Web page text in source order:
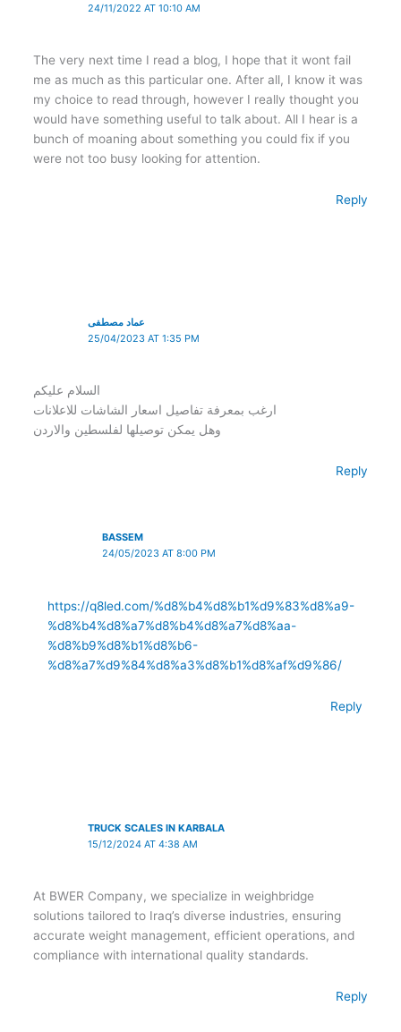
24/11/2022 AT 10:10 AM
The very next time I read a blog, I hope that it wont fail
me as much as this particular one. After all, I know it was
my choice to read through, however I really thought you
would have something useful to talk about. All I hear is a
bunch of moaning about something you could fix if you
were not too busy looking for attention.
Reply
عماد مصطفى
25/04/2023 AT 1:35 PM
السلام عليكم
ارغب بمعرفة تفاصيل اسعار الشاشات للاعلانات
وهل يمكن توصيلها لفلسطين والاردن
Reply
BASSEM
24/05/2023 AT 8:00 PM
https://q8led.com/%d8%b4%d8%b1%d9%83%d8%a9-
%d8%b4%d8%a7%d8%b4%d8%a7%d8%aa-
%d8%b9%d8%b1%d8%b6-
%d8%a7%d9%84%d8%a3%d8%b1%d8%af%d9%86/
Reply
TRUCK SCALES IN KARBALA
15/12/2024 AT 4:38 AM
At BWER Company, we specialize in weighbridge
solutions tailored to Iraq’s diverse industries, ensuring
accurate weight management, efficient operations, and
compliance with international quality standards.
Reply